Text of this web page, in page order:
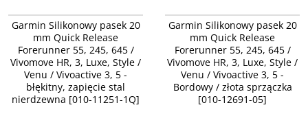
Garmin Silikonowy pasek 20 mm
Quick Release Forerunner 55, 245,
645 / Vivomove HR, 3, Luxe, Style /
Venu / Vivoactive 3 - błękitny,
zapięcie stal nierdzewna [010-
11251-1Q]
Garmin Silikonowy pasek 20
mm Quick Release
Forerunner 55, 245, 645 /
Vivomove HR, 3, Luxe, Style /
Venu / Vivoactive 3, 5 -
błękitny, zapięcie stal
nierdzewna [010-11251-1Q]
Garmin Silikonowy pasek 20 mm
Quick Release Forerunner 55, 245,
645 / Vivomove HR, 3, Luxe, Style /
Venu / Vivoactive 3 - Bordowy /
złota sprzączka [010-12691-05]
Garmin Silikonowy pasek 20
mm Quick Release
Forerunner 55, 245, 645 /
Vivomove HR, 3, Luxe, Style /
Venu / Vivoactive 3, 5 -
Bordowy / złota sprzączka
[010-12691-05]